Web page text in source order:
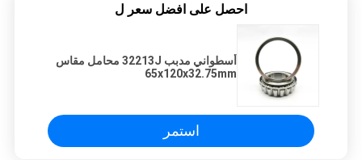
احصل على افضل سعر ل
أسطواني مدبب 32213J محامل مقاس
65x120x32.75mm
استمر